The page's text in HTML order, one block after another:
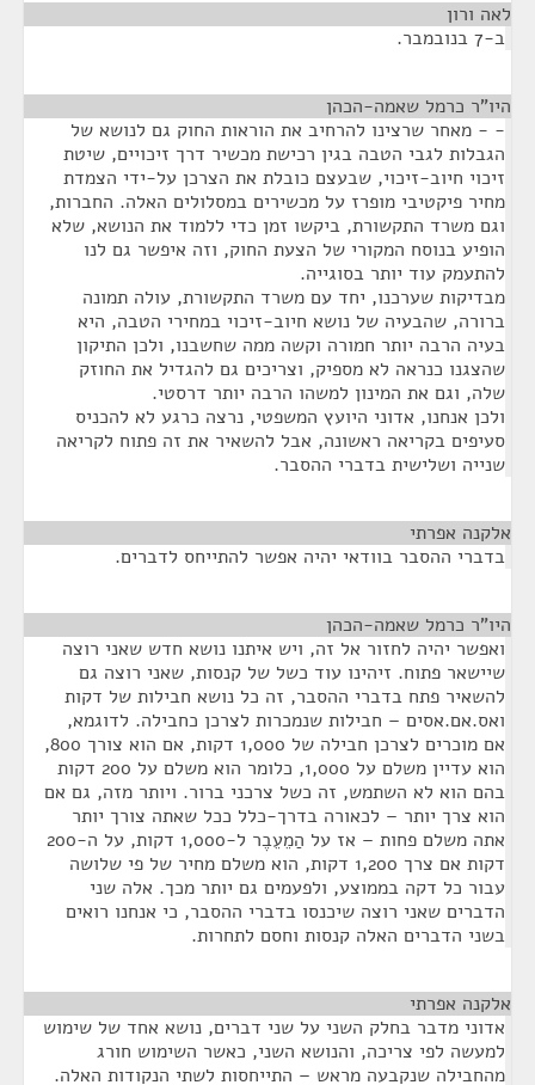
לאה ורון
ב-7 בנובמבר.
היו"ר כרמל שאמה-הכהן
- - מאחר שרצינו להרחיב את הוראות החוק גם לנושא של
הגבלות לגבי הטבה בגין רכישת מכשיר דרך זיכויים, שיטת
זיכוי חיוב-זיכוי, שבעצם כובלת את הצרכן על-ידי הצמדת
מחיר פיקטיבי מופרז על מכשירים במסלולים האלה. החברות,
וגם משרד התקשורת, ביקשו זמן כדי ללמוד את הנושא, שלא
הופיע בנוסח המקורי של הצעת החוק, וזה איפשר גם לנו
להתעמק עוד יותר בסוגייה.
מבדיקות שערכנו, יחד עם משרד התקשורת, עולה תמונה
ברורה, שהבעיה של נושא חיוב-זיכוי במחירי הטבה, היא
בעיה הרבה יותר חמורה וקשה ממה שחשבנו, ולכן התיקון
שהצגנו כנראה לא מספיק, וצריכים גם להגדיל את החוזק
שלה, וגם את המינון למשהו הרבה יותר דרסטי.
ולכן אנחנו, אדוני היועץ המשפטי, נרצה כרגע לא להכניס
סעיפים בקריאה ראשונה, אבל להשאיר את זה פתוח לקריאה
שנייה ושלישית בדברי ההסבר.
אלקנה אפרתי
בדברי ההסבר בוודאי יהיה אפשר להתייחס לדברים.
היו"ר כרמל שאמה-הכהן
ואפשר יהיה לחזור אל זה, ויש איתנו נושא חדש שאני רוצה
שיישאר פתוח. זיהינו עוד כשל של קנסות, שאני רוצה גם
להשאיר פתח בדברי ההסבר, זה כל נושא חבילות של דקות
ואס.אם.אסים – חבילות שנמכרות לצרכן כחבילה. לדוגמא,
אם מוכרים לצרכן חבילה של 1,000 דקות, אם הוא צורך 800,
הוא עדיין משלם על 1,000, כלומר הוא משלם על 200 דקות
בהם הוא לא השתמש, זה כשל צרכני ברור. ויותר מזה, גם אם
הוא צרך יותר – לכאורה בדרך-כלל ככל שאתה צורך יותר
אתה משלם פחות – אז על הַמֵעֵבֶר ל-1,000 דקות, על ה-200
דקות אם צרך 1,200 דקות, הוא משלם מחיר של פי שלושה
עבור כל דקה בממוצע, ולפעמים גם יותר מכך. אלה שני
הדברים שאני רוצה שיכנסו בדברי ההסבר, כי אנחנו רואים
בשני הדברים האלה קנסות וחסם לתחרות.
אלקנה אפרתי
אדוני מדבר בחלק השני על שני דברים, נושא אחד של שימוש
למעשה לפי צריכה, והנושא השני, כאשר השימוש חורג
מהחבילה שנקבעה מראש – התייחסות לשתי הנקודות האלה.